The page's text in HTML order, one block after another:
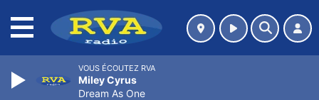
VOUS ÉCOUTEZ RVA
Miley Cyrus
Dream As One